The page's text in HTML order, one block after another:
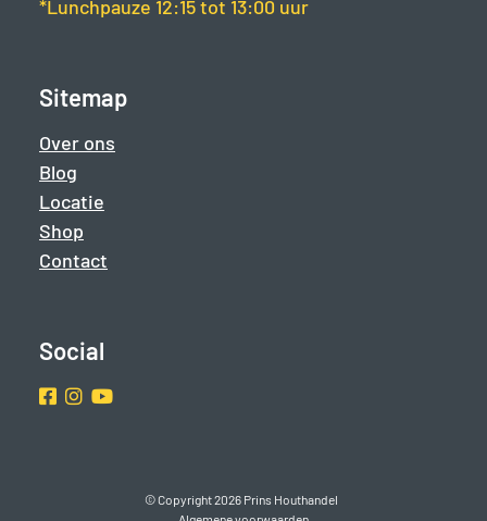
*Lunchpauze 12:15 tot 13:00 uur
Sitemap
Over ons
Blog
Locatie
Shop
Contact
Social
Facebook
Instragram
Youtube
© Copyright 2026 Prins Houthandel